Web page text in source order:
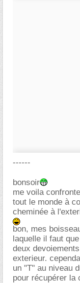
------
bonsoir
me voila
tout le monde à
cheminée à
bon, mes
laquelle il faut
deux
exterieur.
un "T" au niveau
pour récupérer la